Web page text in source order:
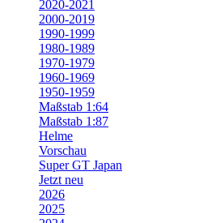
2020-2021
2000-2019
1990-1999
1980-1989
1970-1979
1960-1969
1950-1959
Maßstab 1:64
Maßstab 1:87
Helme
Vorschau
Super GT Japan
Jetzt neu
2026
2025